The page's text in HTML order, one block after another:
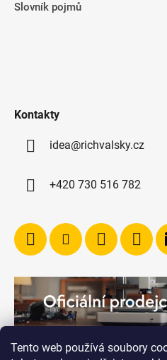
Tento web používá soubory
Slovník pojmů
Kontakty
idea@richvalsky.cz
+420 730 516 782